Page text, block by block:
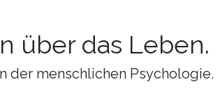
über das Leben.
der menschlichen Psychologie.